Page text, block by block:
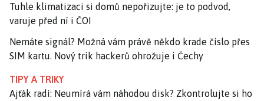
Tuhle klimatizaci si domů nepořizujte: je to podvod,
varuje před ní i ČOI
Nemáte signál? Možná vám právě někdo krade číslo přes
SIM kartu. Nový trik hackerů ohrožuje i Čechy
TIPY A TRIKY
Ajťák radí: Neumírá vám náhodou disk? Zkontrolujte si ho